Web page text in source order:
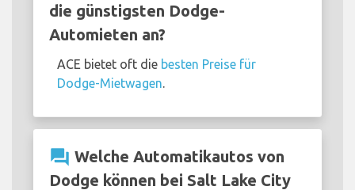
die günstigsten Dodge-
Automieten an?
ACE bietet oft die besten Preise für
Dodge-Mietwagen
question_answer Welche Automatikautos von
Dodge können bei Salt Lake City